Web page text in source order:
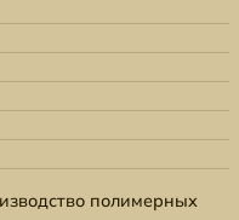
полимерных